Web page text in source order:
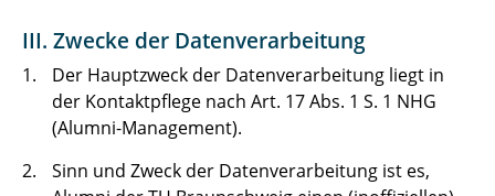
III. Zwecke der Datenverarbeitung
Der Hauptzweck der Datenverarbeitung liegt in
der Kontaktpflege nach Art. 17 Abs. 1 S. 1 NHG
(Alumni-Management).
Sinn und Zweck der Datenverarbeitung ist es,